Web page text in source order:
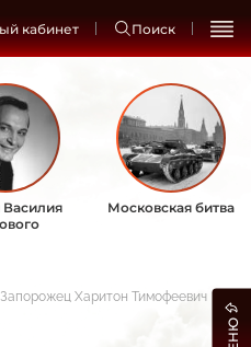
кабинет Поиск
Московская битва
Запорожец Харитон Тимофеевич